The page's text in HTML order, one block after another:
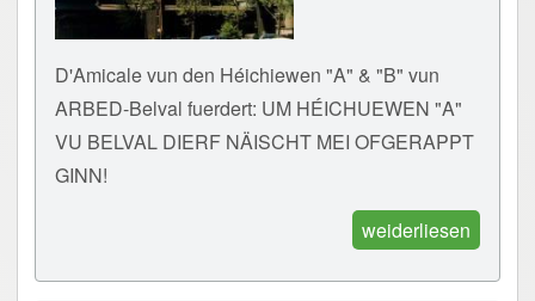
D'Amicale vun den Héichiewen "A" & "B" vun
ARBED-Belval fuerdert: UM HÉICHUEWEN "A"
VU BELVAL DIERF NÄISCHT MEI OFGERAPPT
GINN!
weiderliesen